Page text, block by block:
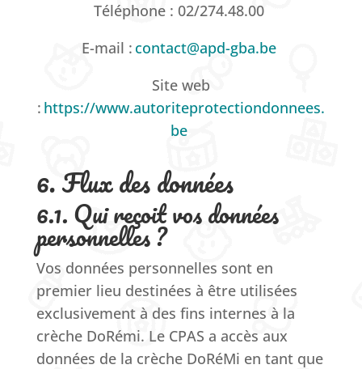
Téléphone : 02/274.48.00
E-mail : contact@apd-gba.be
Site web
: https://www.autoriteprotectiondonnees.
be
6. Flux des données
6.1. Qui reçoit vos données
personnelles ?
Vos données personnelles sont en
premier lieu destinées à être utilisées
exclusivement à des fins internes à la
crèche DoRémi. Le CPAS a accès aux
données de la crèche DoRéMi en tant que